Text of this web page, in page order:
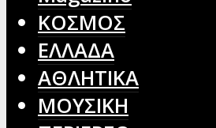
ΚΟΣΜΟΣ
ΕΛΛΑΔΑ
ΑΘΛΗΤΙΚΑ
ΜΟΥΣΙΚΗ